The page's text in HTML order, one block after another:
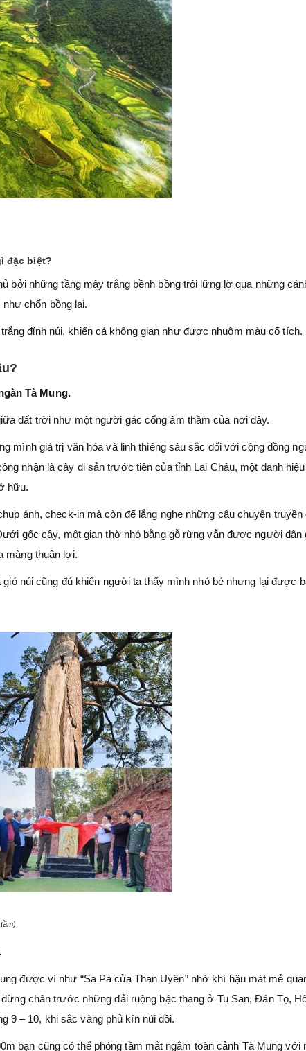
đặc biệt?
bởi những tầng mây trắng bềnh bồng trôi lững lờ qua những
chốn bồng lai.
đỉnh núi, khiến cả không gian như được nhuộm màu cổ tích.
Tà Mung.
đất trời như một người gác cổng âm thầm của nơi đây.
mình giá trị văn hóa và linh thiêng sâu sắc đối với cộng đồng
nhận là cây di sản trước tiên của tỉnh Lai Châu, một danh
hữu.
ảnh, check-in mà còn để lắng nghe những câu chuyện truyền
gốc cây, một gian thờ nhỏ bằng gỗ rừng vẫn được người dân
màng thuận lợi.
núi cũng đủ khiến người ta thấy mình nhỏ bé nhưng lại được
được ví như “Sa Pa của Than Uyên” nhờ khí hậu mát mẻ
chân trước những dải ruộng bậc thang ở Tu San, Đán Tọ,
9 – 10, khi sắc vàng phủ kín núi đồi.
bạn cũng có thể phóng tầm mắt ngắm toàn cảnh Tà Mung với